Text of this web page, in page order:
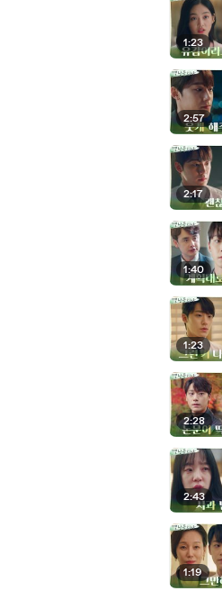
1:23
2:57
2:17
1:40
1:23
2:28
2:43
1:19